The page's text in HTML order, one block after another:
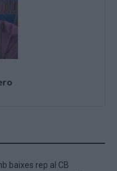
baixes rep al CB